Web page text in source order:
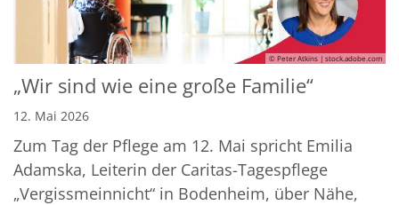
© Peter Atkins | stock.adobe.com
„Wir sind wie eine große Familie“
12. Mai 2026
Zum Tag der Pflege am 12. Mai spricht Emilia
Adamska, Leiterin der Caritas-Tagespflege
„Vergissmeinnicht“ in Bodenheim, über Nähe,